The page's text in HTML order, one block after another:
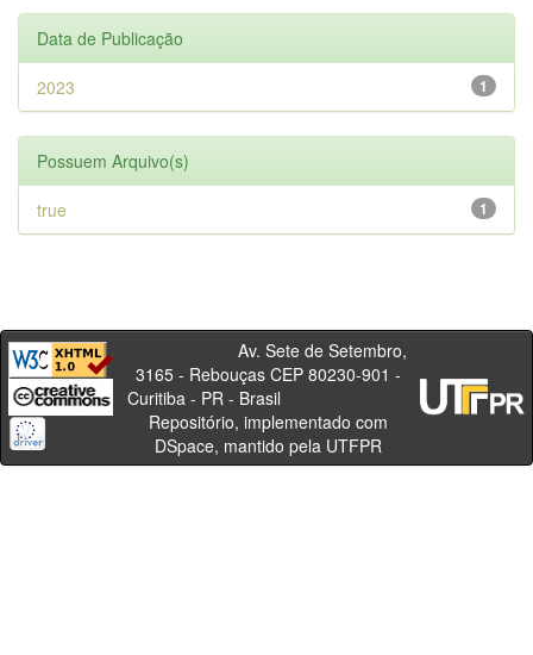
Data de Publicação
1
2023
Possuem Arquivo(s)
1
true
Av. Sete de Setembro,
3165 - Rebouças CEP 80230-901 -
Curitiba - PR - Brasil
Repositório, implementado com
DSpace, mantido pela UTFPR